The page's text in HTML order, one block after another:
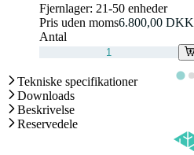
Fjernlager: 21-50 enheder
Pris uden moms6.800,00 DKK
Antal
Tekniske specifikationer
Downloads
Beskrivelse
Reservedele